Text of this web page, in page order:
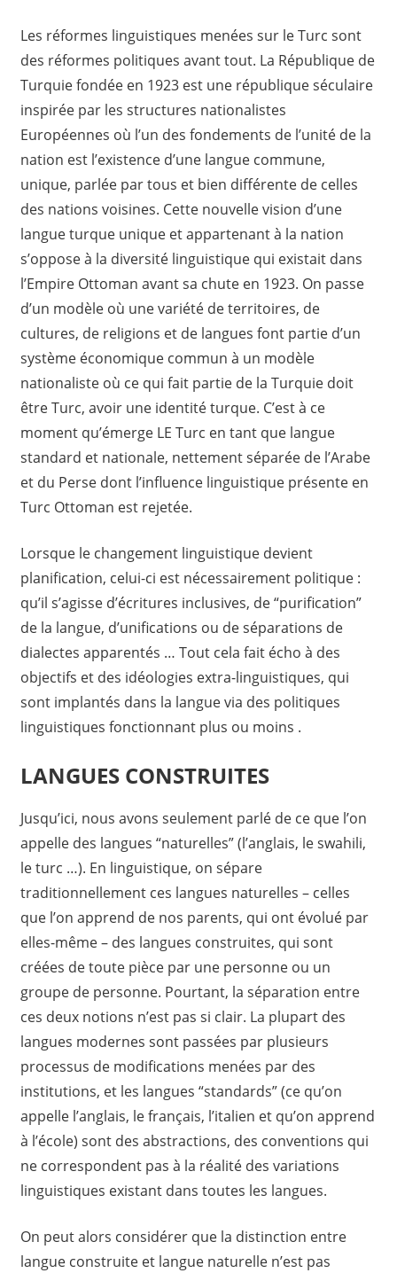
Les réformes linguistiques menées sur le Turc sont
des réformes politiques avant tout. La République de
Turquie fondée en 1923 est une république séculaire
inspirée par les structures nationalistes
Européennes où l’un des fondements de l’unité de la
nation est l’existence d’une langue commune,
unique, parlée par tous et bien différente de celles
des nations voisines. Cette nouvelle vision d’une
langue turque unique et appartenant à la nation
s’oppose à la diversité linguistique qui existait dans
l’Empire Ottoman avant sa chute en 1923. On passe
d’un modèle où une variété de territoires, de
cultures, de religions et de langues font partie d’un
système économique commun à un modèle
nationaliste où ce qui fait partie de la Turquie doit
être Turc, avoir une identité turque. C’est à ce
moment qu’émerge LE Turc en tant que langue
standard et nationale, nettement séparée de l’Arabe
et du Perse dont l’influence linguistique présente en
Turc Ottoman est rejetée.
Lorsque le changement linguistique devient
planification, celui-ci est nécessairement politique :
qu’il s’agisse d’écritures inclusives, de “purification”
de la langue, d’unifications ou de séparations de
dialectes apparentés … Tout cela fait écho à des
objectifs et des idéologies extra-linguistiques, qui
sont implantés dans la langue via des politiques
linguistiques fonctionnant plus ou moins .
LANGUES CONSTRUITES
Jusqu’ici, nous avons seulement parlé de ce que l’on
appelle des langues “naturelles” (l’anglais, le swahili,
le turc …). En linguistique, on sépare
traditionnellement ces langues naturelles – celles
que l’on apprend de nos parents, qui ont évolué par
elles-même – des langues construites, qui sont
créées de toute pièce par une personne ou un
groupe de personne. Pourtant, la séparation entre
ces deux notions n’est pas si clair. La plupart des
langues modernes sont passées par plusieurs
processus de modifications menées par des
institutions, et les langues “standards” (ce qu’on
appelle l’anglais, le français, l’italien et qu’on apprend
à l’école) sont des abstractions, des conventions qui
ne correspondent pas à la réalité des variations
linguistiques existant dans toutes les langues.
On peut alors considérer que la distinction entre
langue construite et langue naturelle n’est pas